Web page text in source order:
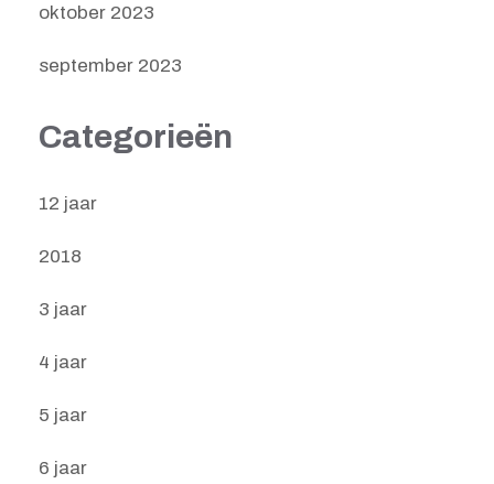
oktober 2023
september 2023
Categorieën
12 jaar
2018
3 jaar
4 jaar
5 jaar
6 jaar